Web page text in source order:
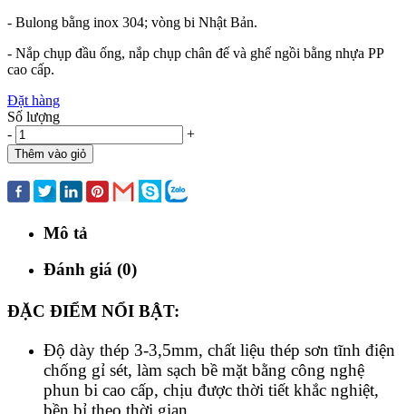
- Bulong bằng inox 304; vòng bi Nhật Bản.
- Nắp chụp đầu ống, nắp chụp chân đế và ghế ngồi bằng nhựa PP
cao cấp.
Đặt hàng
Số lượng
-
+
Thêm vào giỏ
Mô tả
Đánh giá (0)
ĐẶC ĐIỂM NỔI BẬT:
Độ dày thép 3-3,5mm, chất liệu thép sơn tĩnh điện
chống gỉ sét, làm sạch bề mặt bằng công nghệ
phun bi cao cấp, chịu được thời tiết khắc nghiệt,
bền bỉ theo thời gian